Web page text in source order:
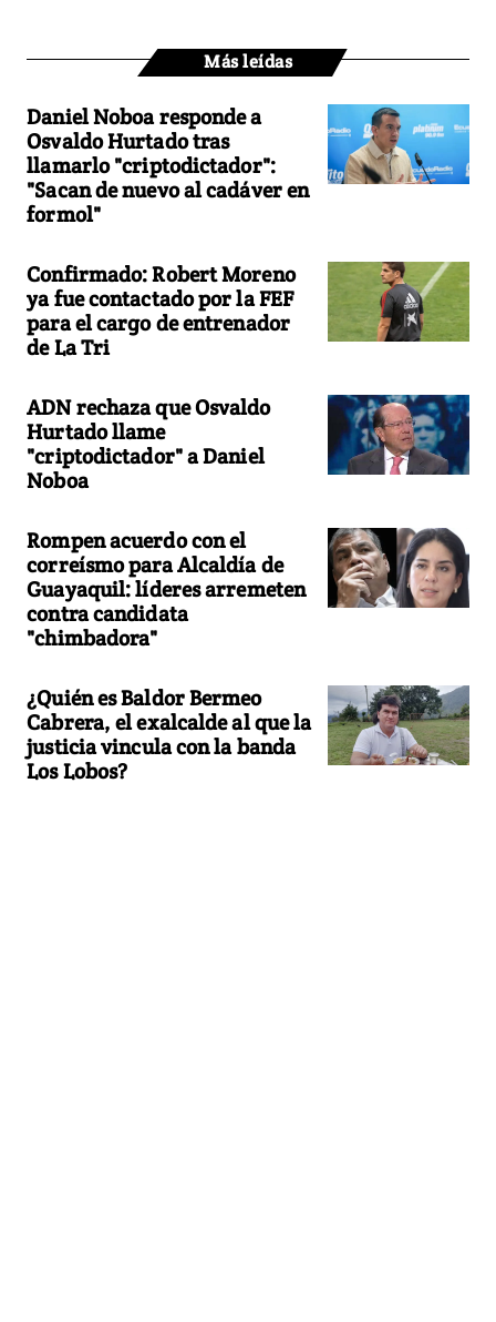
Más leídas
Daniel Noboa responde a
Osvaldo Hurtado tras
llamarlo "criptodictador":
"Sacan de nuevo al cadáver en
formol"
Confirmado: Robert Moreno
ya fue contactado por la FEF
para el cargo de entrenador
de La Tri
ADN rechaza que Osvaldo
Hurtado llame
"criptodictador" a Daniel
Noboa
Rompen acuerdo con el
correísmo para Alcaldía de
Guayaquil: líderes arremeten
contra candidata
"chimbadora"
¿Quién es Baldor Bermeo
Cabrera, el exalcalde al que la
justicia vincula con la banda
Los Lobos?